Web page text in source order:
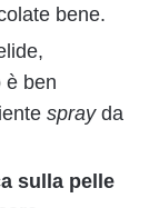
bene.
è ben
sprayda
sulla pelle